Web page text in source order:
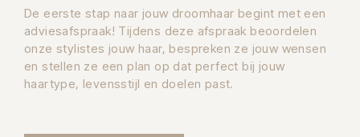
De eerste stap naar jouw droomhaar begint met een
adviesafspraak! Tijdens deze afspraak beoordelen
onze stylistes jouw haar, bespreken ze jouw wensen
en stellen ze een plan op dat perfect bij jouw
haartype, levensstijl en doelen past.